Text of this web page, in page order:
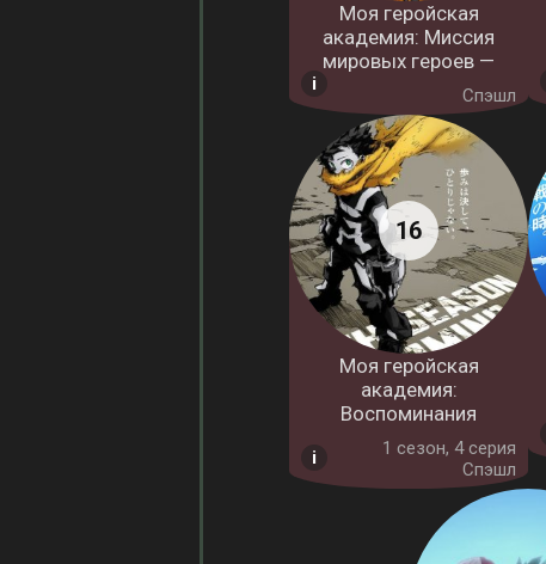
Моя геройская
академия: Миссия
мировых героев —
Спэшл
Моя геройская
академия:
Воспоминания
1 cезон, 4 серия
Спэшл